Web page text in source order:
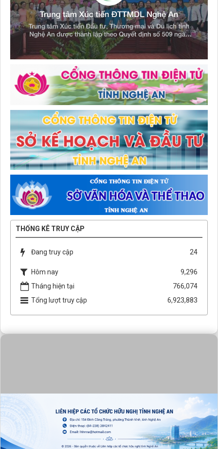
THỐNG KÊ TRUY CẬP
Đang truy cập 24
Hôm nay
9,296
Tháng hiện tại
766,074
Tổng lượt truy cập
6,923,883